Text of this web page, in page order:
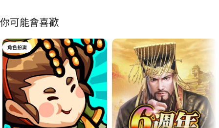
你可能會喜歡
角色扮演